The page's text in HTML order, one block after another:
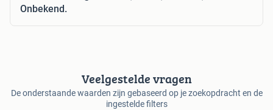
Onbekend.
Veelgestelde vragen
De onderstaande waarden zijn gebaseerd op je zoekopdracht en de
ingestelde filters